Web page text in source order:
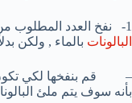
1- نفخ العدد المطلوب من بالونات المياه. إنتبه عدم ملئ
البالونات بالماء , ولكن
– قم بنفخها لكي تكون
بأنه سوف يتم ملئ